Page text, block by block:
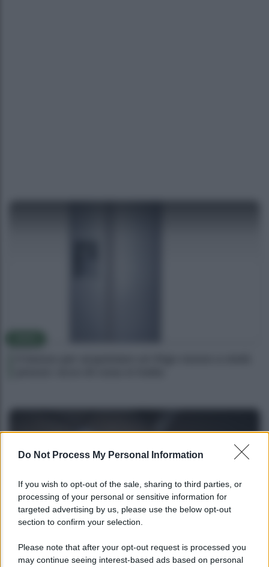
Do Not Process My Personal Information
If you wish to opt-out of the sale, sharing to third parties, or
processing of your personal or sensitive information for
targeted advertising by us, please use the below opt-out
section to confirm your selection.
Please note that after your opt-out request is processed you
may continue seeing interest-based ads based on personal
NEWS